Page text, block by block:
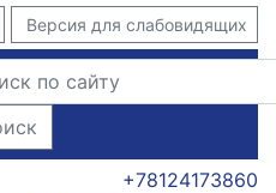
Версия для слабовидящих
+78124173860